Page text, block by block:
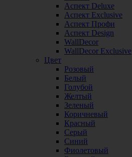
Аспект Deluxe
Аспект Exclusive
Аспект Профи
Аспект Design
WallDecor
WallDecor Exclusive
Цвет
Розовый
Белый
Голубой
Желтый
Зеленый
Коричневый
Красный
Серый
Синий
Фиолетовый